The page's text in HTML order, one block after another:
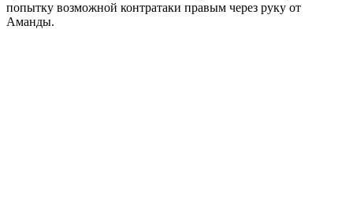
попытку возможной контратаки правым через руку от
Аманды.